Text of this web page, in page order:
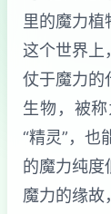
里的魔力植
这个世界上
仗于魔力的
生物，被
“精灵”，也
的魔力纯度
魔力的缘故